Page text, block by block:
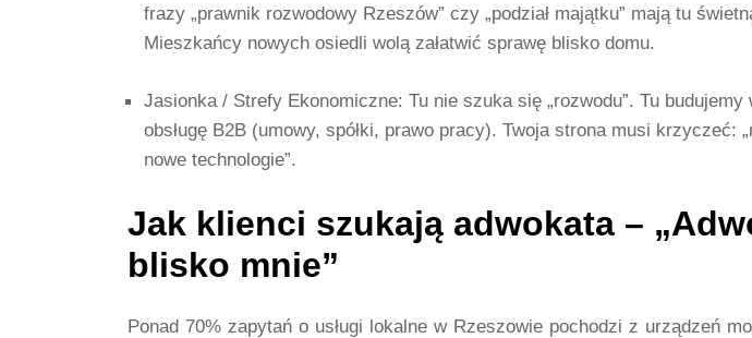
frazy „prawnik rozwodowy Rzeszów” czy „podział majątku” mają tu
Mieszkańcy nowych osiedli wolą załatwić sprawę blisko domu.
Jasionka / Strefy Ekonomiczne: Tu nie szuka się „rozwodu”. Tu budujemy
obsługę B2B (umowy, spółki, prawo pracy). Twoja strona musi krzyczeć:
nowe technologie”.
Jak klienci szukają adwokata –
blisko mnie”
Ponad 70% zapytań o usługi lokalne w Rzeszowie pochodzi z urządzeń